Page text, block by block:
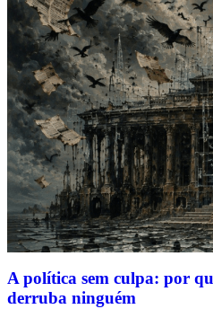
A política sem culpa: por
derruba ninguém